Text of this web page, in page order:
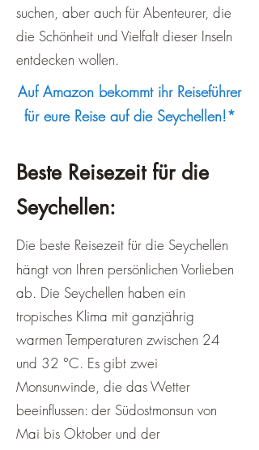
suchen, aber auch für Abenteurer, die
die Schönheit und Vielfalt dieser Inseln
entdecken wollen.
Auf Amazon bekommt ihr Reiseführer
für eure Reise auf die Seychellen!*
Beste Reisezeit für die
Seychellen:
Die beste Reisezeit für die Seychellen
hängt von Ihren persönlichen Vorlieben
ab. Die Seychellen haben ein
tropisches Klima mit ganzjährig
warmen Temperaturen zwischen 24
und 32 °C. Es gibt zwei
Monsunwinde, die das Wetter
beeinflussen: der Südostmonsun von
Mai bis Oktober und der